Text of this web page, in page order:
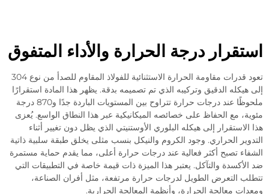
درجة الحرارة والأداء المتفوق
تعود قدرات مقاومة الحرارة الاستثنائية للفولاذ المقاوم للصدأ من نوع 304
الدقيق وتركيبه الذي تم تصميمه بدقة. يظهر هذا المادة استقرارًا
ملحوظًا عند درجات حرارة تتراوح بين المستويات الباردة جدًا و870 درجة
مع الحفاظ على خصائصه الميكانيكية عبر هذا النطاق الواسع. يُعزى
إلى هيكله البلوري الأوستنيتي الذي يظل دون تغيير أثناء
الحراري. وجود الكروم والنيكل بنسب مثلى يخلق طبقة سلبية ذاتية
تصبح أكثر فعالية عند درجات حرارة أعلى، مما يقدم حماية مستمرة
والتآكل. يعتبر هذا الميزة ذات قيمة خاصة في التطبيقات التي
التعرض الطويل لدرجات حرارة مرتفعة، مثل أفران الصناعة،
معالجة الحرارة، وأنظمة المعالجة الحرارية.